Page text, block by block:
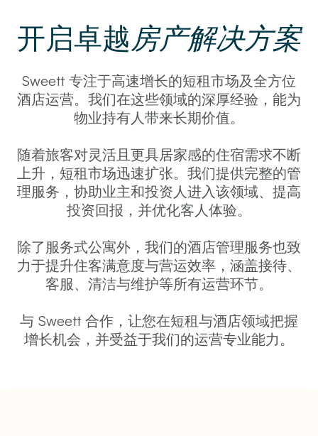
开启卓越房产解决方案
Sweett 专注于高速增长的短租市场及全方位
酒店运营。我们在这些领域的深厚经验，能为
物业持有人带来长期价值。
随着旅客对灵活且更具居家感的住宿需求不断
上升，短租市场迅速扩张。我们提供完整的管
理服务，协助业主和投资人进入该领域、提高
投资回报，并优化客人体验。
除了服务式公寓外，我们的酒店管理服务也致
力于提升住客满意度与营运效率，涵盖接待、
客服、清洁与维护等所有运营环节。
与 Sweett 合作，让您在短租与酒店领域把握
增长机会，并受益于我们的运营专业能力。